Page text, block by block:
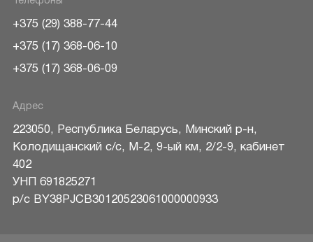
+375 (29) 388-77-44
+375 (17) 368-06-10
+375 (17) 368-06-09
Адрес
223050, Республика Беларусь, Минский р-н,
Колодищанский с/с, М-2, 9-ый км, 2/2-9, кабинет
402
УНП 691825271
р/c BY38PJCB30120523061000000933